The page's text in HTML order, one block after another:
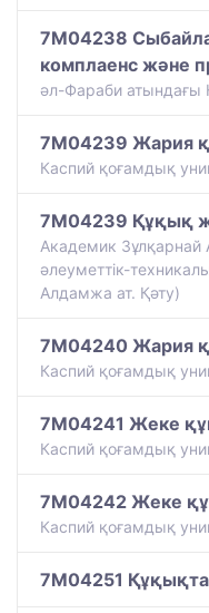
7M04238
комплаенс және
әл-Фараби атындағы
7M04239 Жария
Каспий қоғамдық
7M04239 Құқық
Академик
әлеуметтік-
Алдамжа ат. Қәту)
7M04240 Жария
Каспий қоғамдық
7M04241 Жеке
Каспий қоғамдық
7M04242 Жеке
Каспий қоғамдық
7M04251